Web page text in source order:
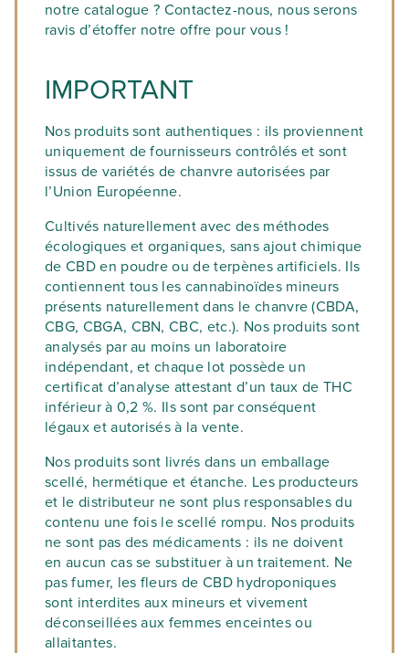
notre catalogue ? Contactez-nous, nous serons
ravis d’étoffer notre offre pour vous !
IMPORTANT
Nos produits sont authentiques : ils proviennent
uniquement de fournisseurs contrôlés et sont
issus de variétés de chanvre autorisées par
l’Union Européenne.
Cultivés naturellement avec des méthodes
écologiques et organiques, sans ajout chimique
de CBD en poudre ou de terpènes artificiels. Ils
contiennent tous les cannabinoïdes mineurs
présents naturellement dans le chanvre (CBDA,
CBG, CBGA, CBN, CBC, etc.). Nos produits sont
analysés par au moins un laboratoire
indépendant, et chaque lot possède un
certificat d’analyse attestant d’un taux de THC
inférieur à 0,2 %. Ils sont par conséquent
légaux et autorisés à la vente.
Nos produits sont livrés dans un emballage
scellé, hermétique et étanche. Les producteurs
et le distributeur ne sont plus responsables du
contenu une fois le scellé rompu. Nos produits
ne sont pas des médicaments : ils ne doivent
en aucun cas se substituer à un traitement. Ne
pas fumer, les fleurs de CBD hydroponiques
sont interdites aux mineurs et vivement
déconseillées aux femmes enceintes ou
allaitantes.